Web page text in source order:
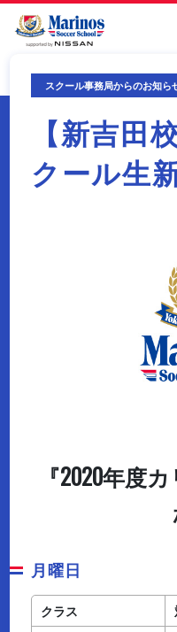
スクール事務局からのお知ら
【新吉田
クール生
『2020年度
月曜日
クラス